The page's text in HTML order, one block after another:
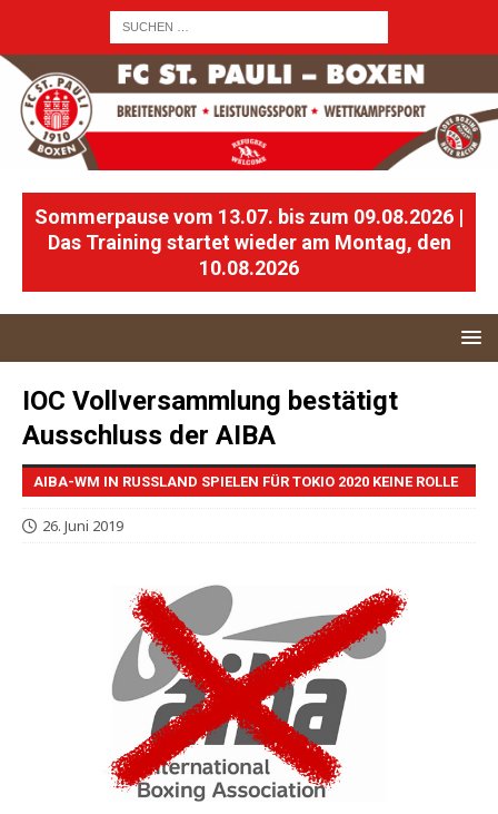
Sommerpause vom 13.07. bis zum 09.08.2026 |
Das Training startet wieder am Montag, den
10.08.2026
IOC Vollversammlung bestätigt
Ausschluss der AIBA
AIBA-WM IN RUSSLAND SPIELEN FÜR TOKIO 2020 KEINE ROLLE
26. Juni 2019